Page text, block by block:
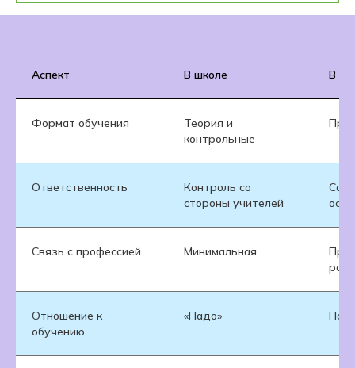
Аспект В школе В
Формат обучения
Теория и
контрольные
Ответственность
Контроль со
стороны учителей
Связь с профессией Минимальная
Отношение к
обучению
«Надо»